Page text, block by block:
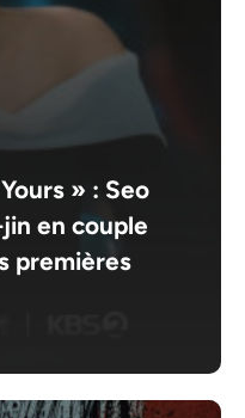
» : Seo
en couple
premières